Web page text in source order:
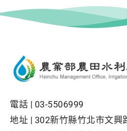
電話 | 03-5506999
地址 | 302新竹縣竹北市文興